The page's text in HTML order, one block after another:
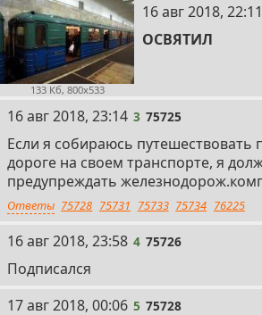
133 Кб, 800x533
2
16 авг 2018, 22:11
ОСВЯТИЛ
3
16 авг 2018, 23:14 3 75725
Если я собираюсь путешествовать
дороге на своем транспорте, я
предупреждать
Ответы 75728 75731 75733 75734 76225
4
16 авг 2018, 23:58 4 75726
Подписался
5
17 авг 2018, 00:06 5 75728